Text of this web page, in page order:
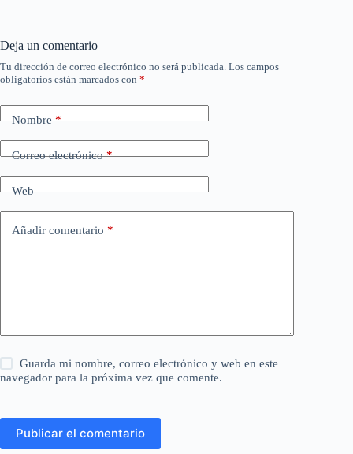
Deja un comentario
Tu dirección de correo electrónico no será publicada. Los campos
obligatorios están marcados con *
Nombre*
Correo electrónico*
Web
Añadir comentario *
Guarda mi nombre, correo electrónico y web en este
navegador para la próxima vez que comente.
Publicar el comentario